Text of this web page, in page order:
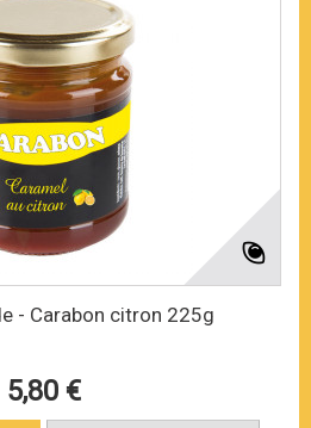
- Carabon citron 225g
5,80 €